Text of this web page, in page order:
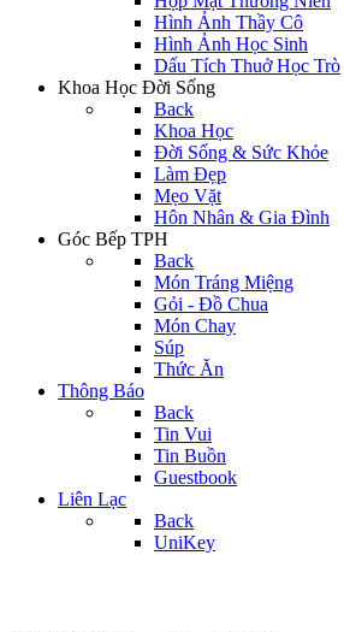
Hình Ảnh Thầy Cô
Hình Ảnh Học Sinh
Dấu Tích Thuở Học Trò
Khoa Học Đời Sống
Back
Khoa Học
Đời Sống & Sức Khỏe
Làm Đẹp
Mẹo Vặt
Hôn Nhân & Gia Đình
Góc Bếp TPH
Back
Món Tráng Miệng
Gỏi - Đồ Chua
Món Chay
Súp
Thức Ăn
Thông Báo
Back
Tin Vui
Tin Buồn
Guestbook
Liên Lạc
Back
UniKey